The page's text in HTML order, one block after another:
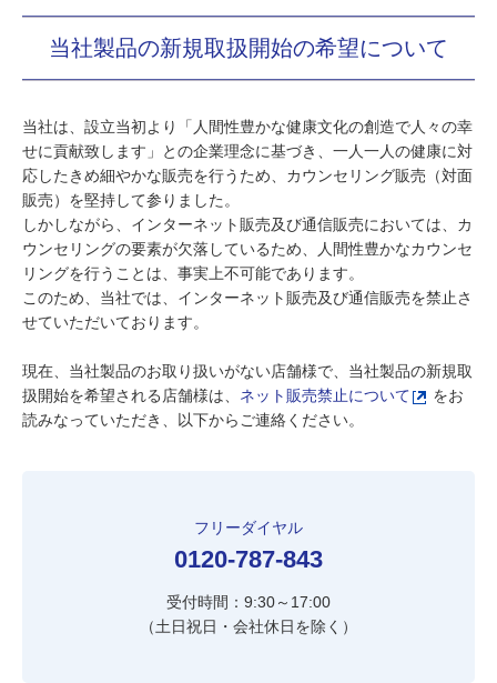
当社製品の新規取扱開始の希望について
当社は、設立当初より「人間性豊かな健康文化の創造で人々の幸
せに貢献致します」との企業理念に基づき、一人一人の健康に対
応したきめ細やかな販売を行うため、カウンセリング販売（対面
販売）を堅持して参りました。
しかしながら、インターネット販売及び通信販売においては、カ
ウンセリングの要素が欠落しているため、人間性豊かなカウンセ
リングを行うことは、事実上不可能であります。
このため、当社では、インターネット販売及び通信販売を禁止さ
せていただいております。
現在、当社製品のお取り扱いがない店舗様で、当社製品の新規取
扱開始を希望される店舗様は、 ネット販売禁止について
をお
読みなっていただき、以下からご連絡ください。
フリーダイヤル
0120-787-843
受付時間：9:30～17:00
（土日祝日・会社休日を除く）